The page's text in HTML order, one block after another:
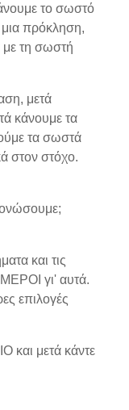
το σωστό
μια πρόκληση,
με τη σωστή
μετά
κάνουμε τα
τα σωστά
στον στόχο.
και τις
γι' αυτά.
επιλογές
και μετά κάντε